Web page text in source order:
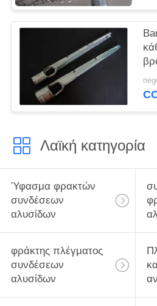
Λαϊκή κατηγορία
Ύφασμα φρακτών
συνδέσεων
αλυσίδων
φράκτης πλέγματος
συνδέσεων
αλυσίδων